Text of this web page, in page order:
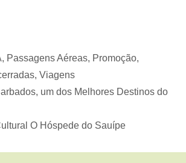
, Passagens Aéreas, Promoção,
, Viagens
um dos Melhores Destinos do
O Hóspede do Sauípe